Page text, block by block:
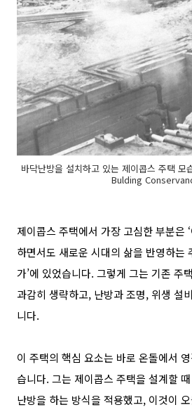
바닥난방을 설치하고 있는 제이콥스 주택
Bulding
제이콥스 주택에서 가장 고심한 부분은 ‘
하면서도 새로운 시대의 삶을 반영하는
가’에 있었습니다. 그렇게 그는 기존 주
과감히 생략하고, 난방과 조명, 위생 설
니다.
이 주택의 핵심 요소는 바로 온돌에서
습니다. 그는 제이콥스 주택을 설계할
난방을 하는 방식을 적용했고, 이것이